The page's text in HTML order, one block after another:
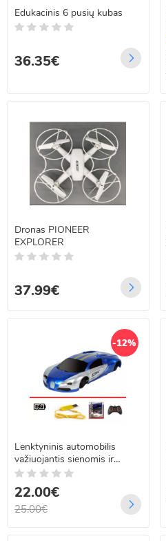
Edukacinis 6 pusių kubas
36.35€
Dronas PIONEER
EXPLORER
37.99€
-12%
Lenktyninis automobilis
važiuojantis sienomis ir
grindimis WALL CAR
22.00€
25.00€